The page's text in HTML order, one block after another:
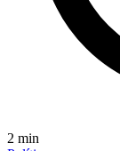
2 min